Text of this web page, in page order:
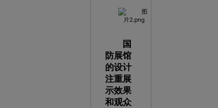
国
防展馆
的设计
注重展
示效果
和观众